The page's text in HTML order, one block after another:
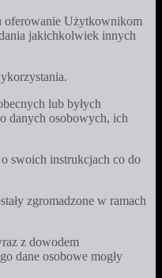
oferowanie Użytkownikom
jakichkolwiek innych
lub byłych
danych osobowych, ich
swoich instrukcjach co do
zgromadzone w ramach
z dowodem
dane osobowe mogły